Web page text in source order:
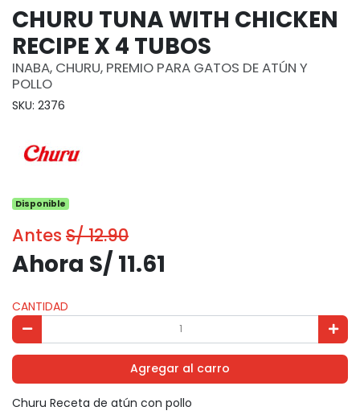
CHURU TUNA WITH CHICKEN
RECIPE X 4 TUBOS
INABA, CHURU, PREMIO PARA GATOS DE ATÚN Y
POLLO
SKU: 2376
Disponible
Antes S/ 12.90
Ahora S/ 11.61
CANTIDAD
Agregar al carro
Churu Receta de atún con pollo